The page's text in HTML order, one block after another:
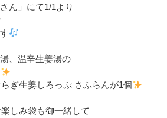
ん」にて1/1より
、温辛生姜湯の
ぎ生姜しろっぷ さふらんが1個
しみ袋も御一緒して